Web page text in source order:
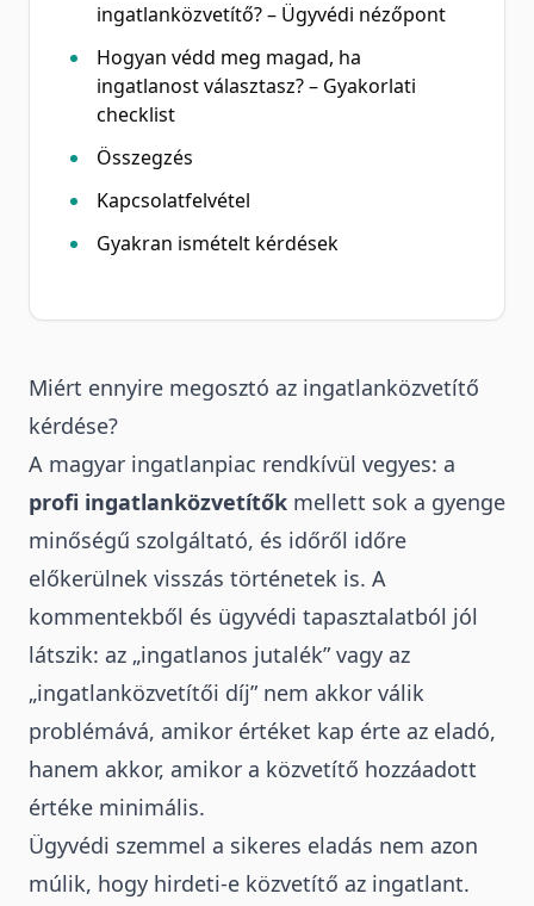
ingatlanközvetítő? – Ügyvédi nézőpont
Hogyan védd meg magad, ha
ingatlanost választasz? – Gyakorlati
checklist
Összegzés
Kapcsolatfelvétel
Gyakran ismételt kérdések
Miért ennyire megosztó az ingatlanközvetítő
kérdése?
A magyar ingatlanpiac rendkívül vegyes: a
profi ingatlanközvetítők mellett sok a gyenge
minőségű szolgáltató, és időről időre
előkerülnek visszás történetek is. A
kommentekből és ügyvédi tapasztalatból jól
látszik: az „ingatlanos jutalék” vagy az
„ingatlanközvetítői díj” nem akkor válik
problémává, amikor értéket kap érte az eladó,
hanem akkor, amikor a közvetítő hozzáadott
értéke minimális.
Ügyvédi szemmel a sikeres eladás nem azon
múlik, hogy hirdeti-e közvetítő az ingatlant.